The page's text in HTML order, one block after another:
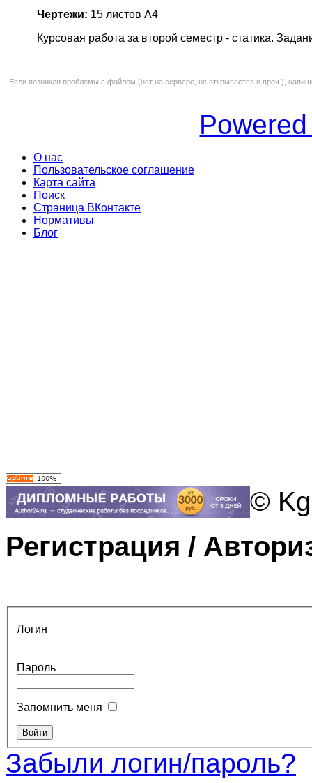
Чертежи: 15 листов А4
Курсовая работа за второй семестр - статика.
Если возникли проблемы с файлом (нет на сервере, не открывается и проч.),
О нас
Пользовательское соглашение
Карта сайта
Поиск
Страница ВКонтакте
Нормативы
Блог
©
Регистрация /
Логин
Пароль
Запомнить меня
Забыли логин/пароль?